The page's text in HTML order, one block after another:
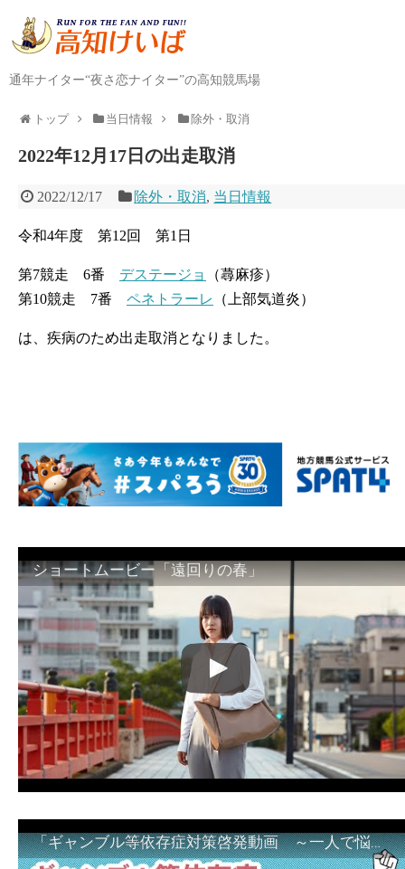
通年ナイター“夜さ恋ナイター”の高知競馬場
トップ 当日情報 除外・取消
2022年12月17日の出走取消
2022/12/17 除外・取消, 当日情報
令和4年度 第12回 第1日
第7競走 6番 デステージョ
（蕁麻疹）
第10競走 7番 ペネトラーレ （上部気道炎）
は、疾病のため出走取消となりました。
ショートムービー「遠回りの春」
「ギャンブル等依存症対策啓発動画 ～一人で悩まず、家族で悩まず、まず！相談機関へ～」